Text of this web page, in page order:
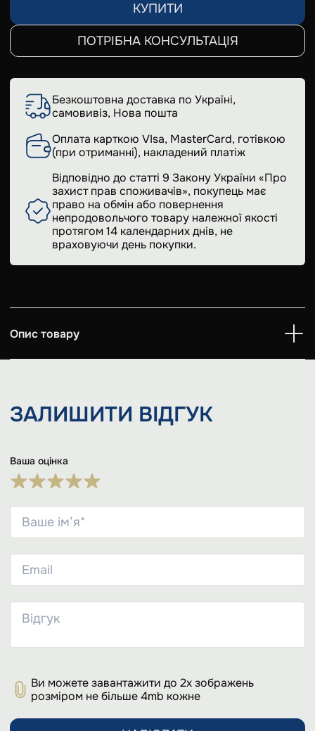
КУПИТИ
ПОТРІБНА КОНСУЛЬТАЦІЯ
Безкоштовна доставка по Україні,
самовивіз, Нова пошта
Оплата карткою VIsa, MasterCard, готівкою
(при отриманні), накладений платіж
Відповідно до статті 9 Закону України «Про
захист прав споживачів», покупець має
право на обмін або повернення
непродовольчого товару належної якості
протягом 14 календарних днів, не
враховуючи день покупки.
Опис товару
ЗАЛИШИТИ ВІДГУК
Ваша оцінка
Ви можете завантажити до 2х зображень
розміром не більше 4mb кожне